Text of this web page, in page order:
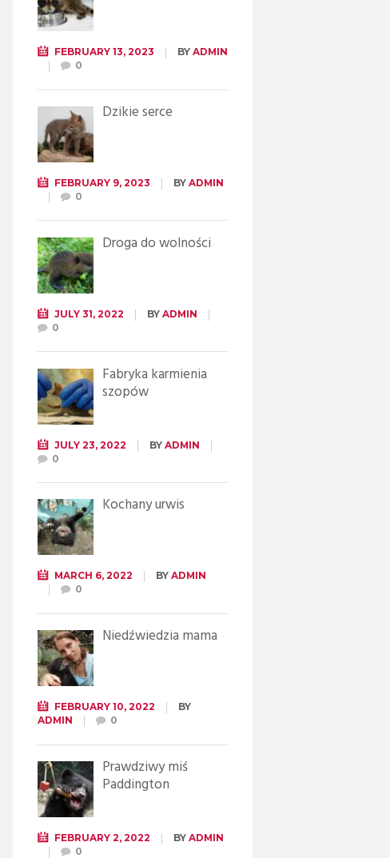
FEBRUARY 13, 2023 BY ADMIN
0
Dzikie serce
FEBRUARY 9, 2023 BY ADMIN
0
Droga do wolności
JULY 31, 2022 BY ADMIN
0
Fabryka karmienia
szopów
JULY 23, 2022 BY ADMIN
0
Kochany urwis
MARCH 6, 2022 BY ADMIN
0
Niedźwiedzia mama
FEBRUARY 10, 2022
BY
ADMIN
0
Prawdziwy miś
Paddington
FEBRUARY 2, 2022 BY ADMIN
0